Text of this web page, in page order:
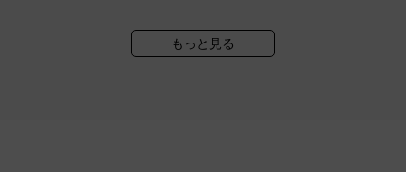
もっと見る